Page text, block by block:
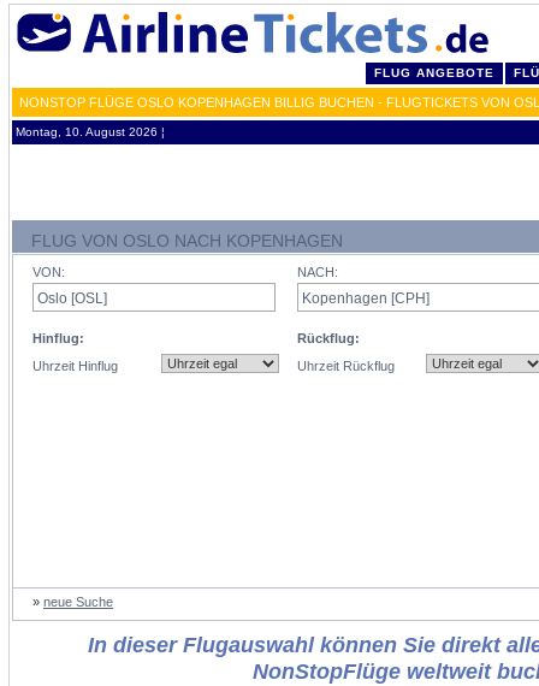
FLUG ANGEBOTE
NONSTOP FLÜGE OSLO KOPENHAGEN BILLIG BUCHEN - FLUGTICKETS VON
Montag, 10. August 2026 ¦
FLUG VON OSLO NACH KOPENHAGEN
VON:
Hinflug:
Uhrzeit Hinflug
NACH:
Rückflug:
Uhrzeit Rückflug
» neue Suche
In dieser Flugauswahl können Sie direkt
NonStopFlüge weltweit